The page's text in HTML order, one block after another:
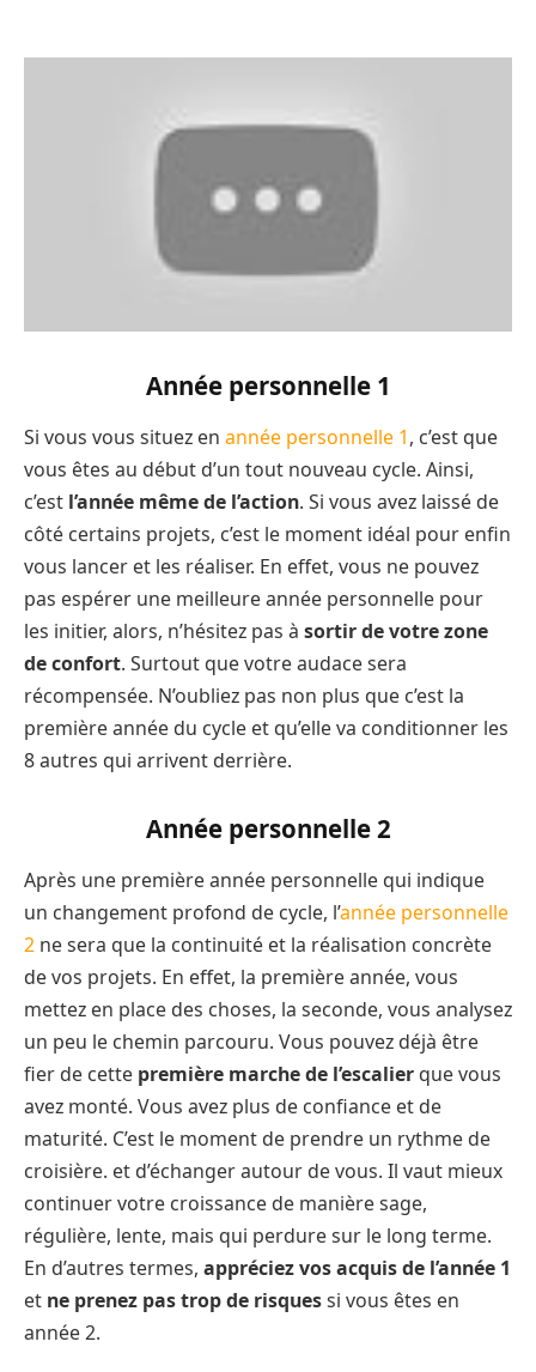
Année personnelle 1
Si vous vous situez en année personnelle 1, c’est que
vous êtes au début d’un tout nouveau cycle. Ainsi,
c’est l’année même de l’action. Si vous avez laissé de
côté certains projets, c’est le moment idéal pour enfin
vous lancer et les réaliser. En effet, vous ne pouvez
pas espérer une meilleure année personnelle pour
les initier, alors, n’hésitez pas à sortir de votre zone
de confort. Surtout que votre audace sera
récompensée. N’oubliez pas non plus que c’est la
première année du cycle et qu’elle va conditionner les
8 autres qui arrivent derrière.
Année personnelle 2
Après une première année personnelle qui indique
un changement profond de cycle, l’année personnelle
2 ne sera que la continuité et la réalisation concrète
de vos projets. En effet, la première année, vous
mettez en place des choses, la seconde, vous analysez
un peu le chemin parcouru. Vous pouvez déjà être
fier de cette première marche de l’escalier que vous
avez monté. Vous avez plus de confiance et de
maturité. C’est le moment de prendre un rythme de
croisière. et d’échanger autour de vous. Il vaut mieux
continuer votre croissance de manière sage,
régulière, lente, mais qui perdure sur le long terme.
En d’autres termes, appréciez vos acquis de l’année 1
et ne prenez pas trop de risquessi vous êtes en
année 2.